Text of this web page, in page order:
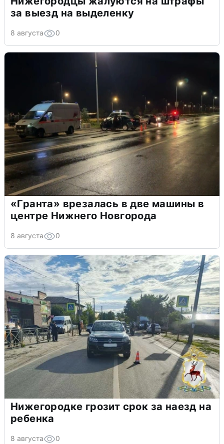
за выезд на выделенку
8 августа 0
«Гранта» врезалась в две машины в
центре Нижнего Новгорода
8 августа 0
Нижегородке грозит срок за наезд на
ребенка
8 августа 0